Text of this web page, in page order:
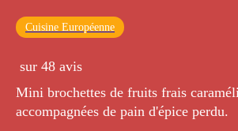
Cuisine Européenne
sur 48 avis
Mini brochettes de fruits frais
accompagnées de pain d'épice perdu.